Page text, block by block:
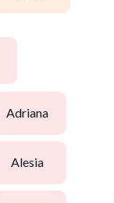
adriana
alesia